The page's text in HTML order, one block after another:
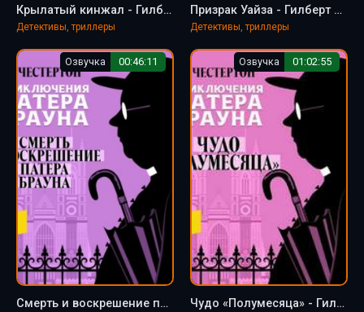
Крылатый кинжал - Гилберт Честертон
Детективы, триллеры
Призрак Уайза - Гилберт Кит Честертон
Детективы, триллеры
Озвучка 00:46:11
Смерть и воскрешение патера Брауна - Гилберт Честертон
Озвучка 01:02:55
Чудо «Полумесяца» - Гилберт Честертон